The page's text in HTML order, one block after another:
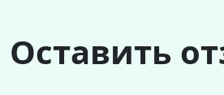
Оставить